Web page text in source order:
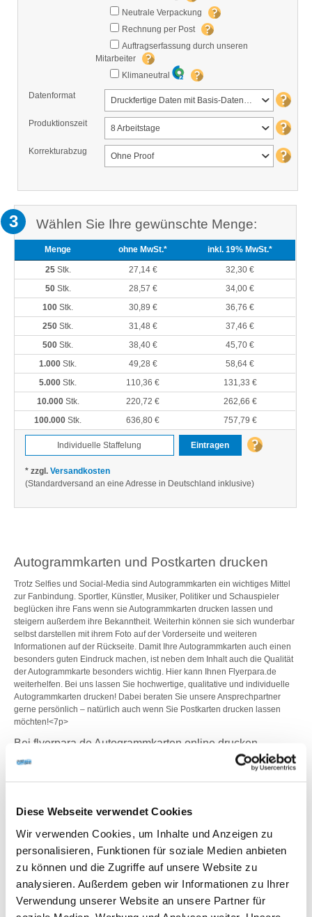
Diese Webseite verwendet Cookies
Wir verwenden Cookies, um Inhalte und Anzeigen zu
personalisieren, Funktionen für soziale Medien anbieten
zu können und die Zugriffe auf unsere Website zu
analysieren. Außerdem geben wir Informationen zu Ihrer
Verwendung unserer Website an unsere Partner für
Neutrale Verpackung
Rechnung per Post
Auftragserfassung durch unseren
Mitarbeiter
Klimaneutral
Datenformat Druckfertige Daten mit Basis-Datencheck
Produktionszeit 8 Arbeitstage
Korrekturabzug Ohne Proof
3 Wählen Sie Ihre gewünschte Menge:
Menge ohne MwSt.* inkl. 19% MwSt.*
25Stk. 27,14 €
32,30 €
50Stk. 28,57 €
34,00 €
100 Stk. 30,89 €
36,76 €
250 Stk. 31,48 €
37,46 €
500 Stk. 38,40 €
45,70 €
1.000 Stk. 49,28 €
58,64 €
5.000 Stk. 110,36 €
131,33 €
10.000Stk. 220,72 €
262,66 €
100.000 Stk. 636,80 € 757,79 €
Eintragen
* zzgl. Versandkosten
(Standardversand an eine Adresse in Deutschland inklusive)
Autogrammkarten und Postkarten drucken
Trotz Selfies und Social-Media sind Autogrammkarten ein wichtiges Mittel
zur Fanbindung. Sportler, Künstler, Musiker, Politiker und Schauspieler
beglücken ihre Fans wenn sie Autogrammkarten drucken lassen und
steigern außerdem ihre Bekanntheit. Weiterhin können sie sich wunderbar
selbst darstellen mit ihrem Foto auf der Vorderseite und weiteren
Informationen auf der Rückseite. Damit Ihre Autogrammkarten auch einen
besonders guten Eindruck machen, ist neben dem Inhalt auch die Qualität
der Autogrammkarte besonders wichtig. Hier kann Ihnen Flyerpara.de
weiterhelfen. Bei uns lassen Sie hochwertige, qualitative und individuelle
Autogrammkarten drucken! Dabei beraten Sie unsere Ansprechpartner
gerne persönlich – natürlich auch wenn Sie Postkarten drucken lassen
möchten!<7p>
Bei flyerpara.de Autogrammkarten online drucken
Autogrammkarten sind häufig Sammlerstücke, deshalb ist eine gewisse
Druck stehen verschiedene Möglichkeiten zur Auswahl.
- Format
Autogrammkarten werden als Standard im DIN A6 Format produziert.
Es ist ein handliches und praktisches Format. Der Druck erfolgt dabei
normalerweise im Hochformat, wobei aber auch Autogrammkarten im
Querformat möglich sind. Bei Flyerpara.de bieten wir Ihnen sogar die
Möglichkeit Ihr eigenes Autogrammkartenformat produzieren zu